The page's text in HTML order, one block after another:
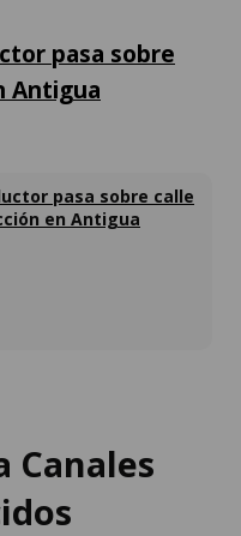
pasa sobre
Antigua
pasa sobre calle
en Antigua
Canales